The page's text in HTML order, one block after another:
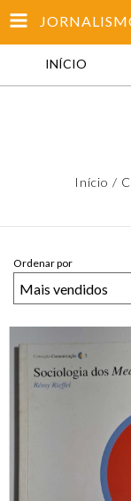
INÍCIO
Início /
Ordenar por